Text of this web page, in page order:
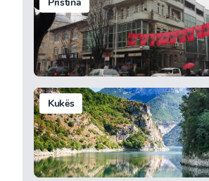
Kukës